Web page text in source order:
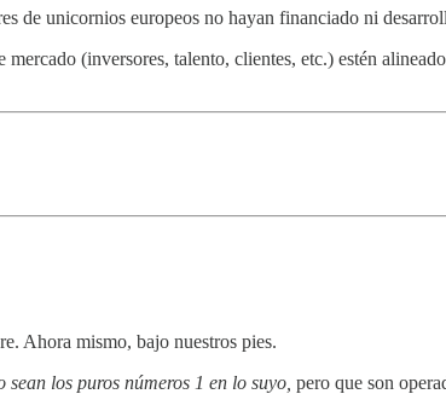
de unicornios europeos no hayan financiado ni
(inversores, talento, clientes, etc.) estén
Ahora mismo, bajo nuestros pies.
sean los puros números 1 en lo suyo, pero que son